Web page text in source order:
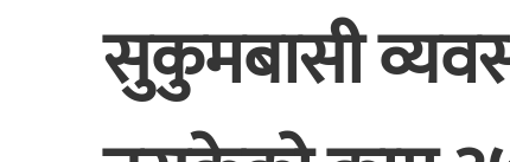
सुकुमबासी